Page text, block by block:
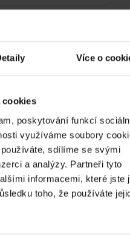
Více o
cookies
poskytování funkcí
využíváme soubory
sdílíme se svými
a analýzy. Partneři tyto
informacemi, které jste
toho, že používáte
89 Kč
a Hurvínka 1